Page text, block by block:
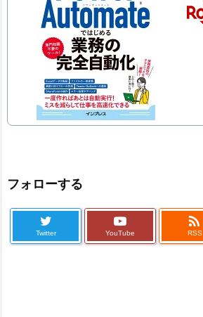
フォローする
Twitter YouTube

RSS